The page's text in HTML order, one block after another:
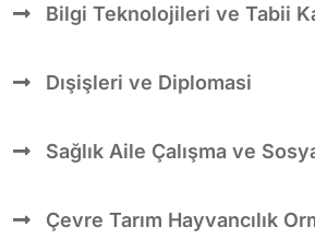
Bilgi Teknolojileri ve Tabii
Dışişleri ve Diplomasi
Sağlık Aile Çalışma ve
Çevre Tarım Hayvancılık